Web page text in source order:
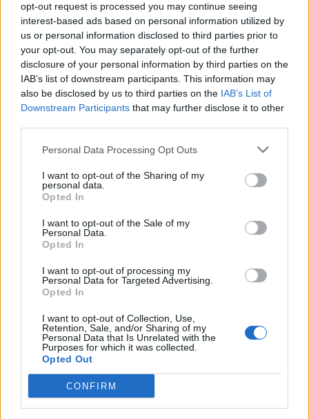
opt-out request is processed you may continue seeing
interest-based ads based on personal information utilized by
us or personal information disclosed to third parties prior to
your opt-out. You may separately opt-out of the further
disclosure of your personal information by third parties on the
IAB’s list of downstream participants. This information may
also be disclosed by us to third parties on the IAB’s List of
Downstream Participants that may further disclose it to other
Personal Data Processing Opt Outs
I want to opt-out of the Sharing of my
personal data.
Opted In
I want to opt-out of the Sale of my
Personal Data.
Opted In
I want to opt-out of processing my
Personal Data for Targeted Advertising.
Opted In
I want to opt-out of Collection, Use,
Retention, Sale, and/or Sharing of my
Personal Data that Is Unrelated with the
Purposes for which it was collected.
Opted Out
CONFIRM
da rok za prenos prijav na drugo šolo za
devetošolce poteče, preden prejmejo rezultate
morebitnih ugovorov na dosežek NPZ. Državna
sekretarka na ministrstvu za izobraževanje,
znanost in mladino Mojca Škrinjar je pojasnila, da
dosežek NPZ ne bi vplival na vpis v srednjo šolo,
"Prvoten in bistven namen NPZ je pokazati šoli in
učencu, kje je s kakovostjo," je poudarila. Potrdila
je, da razmišljajo o tem, da NPZ ne bi več štel kot
eno od meril za vpis v srednjo šolo, a je treba o
tem opraviti še "temeljito razpravo z deležniki".